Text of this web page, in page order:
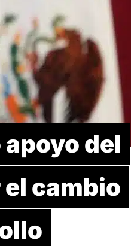
del
cambio